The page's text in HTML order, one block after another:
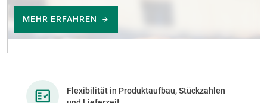
MEHR ERFAHREN
Flexibilität in Produktaufbau, Stückzahlen